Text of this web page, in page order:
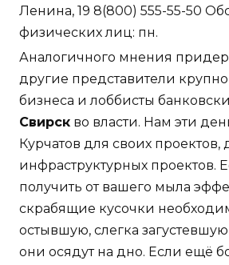
Ленина, 19 8(800) 555-55-50
физических лиц: пн.
Аналогичного мнения
другие представители
бизнеса и лоббисты
Свирск во власти. Нам эти
Курчатов для своих проектов,
инфраструктурных проектов.
получить от вашего мыла
скрабящие кусочки
остывшую, слегка
они осядут на дно. Если ещё